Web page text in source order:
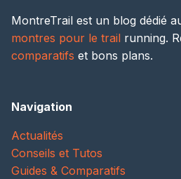
MontreTrail est un blog dédié
montres pour le trail running.
comparatifs et bons plans.
Navigation
Actualités
Conseils et Tutos
Guides & Comparatifs